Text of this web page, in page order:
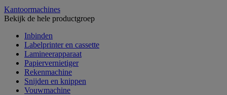
Kantoormachines
Bekijk de hele productgroep
Inbinden
Labelprinter en cassette
Lamineerapparaat
Papiervernietiger
Rekenmachine
Snijden en knippen
Vouwmachine